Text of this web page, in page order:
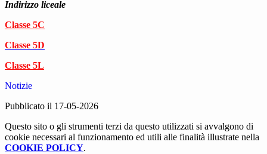
Indirizzo liceale
Classe 5C
Classe 5D
Classe 5L
Notizie
Pubblicato il 17-05-2026
Questo sito o gli strumenti terzi da questo utilizzati si avvalgono di
cookie necessari al funzionamento ed utili alle finalità illustrate nella
COOKIE POLICY.